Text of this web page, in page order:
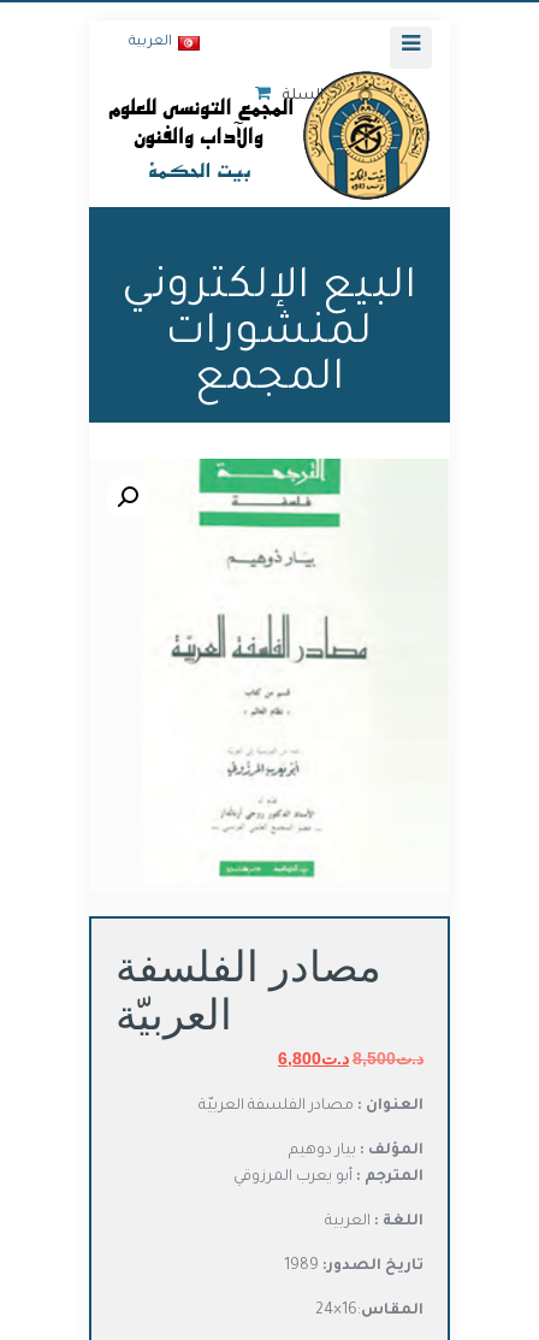
العربية
السلة
البيع الإلكتروني
لمنشورات
المجمع
🔍
مصادر الفلسفة
العربيّة
د.ت8,500 السعر
هو:
د.ت6,800السعر
هو:
العنوان : مصادر الفلسفة العربيّة
المؤلف : بيار دوهيم
المترجم : أبو يعرب المرزوقي
اللغة : العربية
تاريخ الصدور:
المقاس:16×24